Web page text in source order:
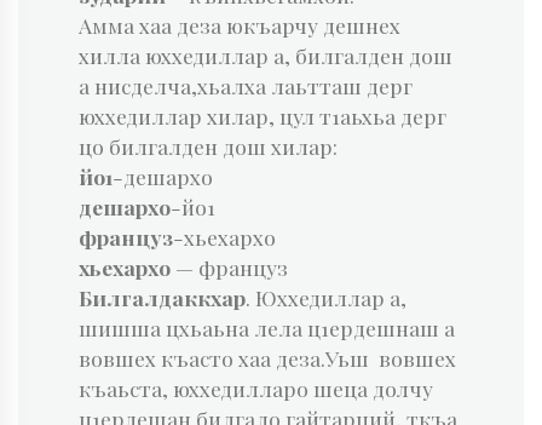
Амма хаа деза юкъарчу дешнех
хилла юххедиллар а, билгалден дош
а нисделча,хьалха лаьтташ дерг
юххедиллар хилар, цул т1аьхьа дерг
цо билгалден дош хилар:
йо1-дешархо
дешархо-йо1
француз-хьехархо
хьехархо — француз
Билгалдаккхар. Юххедиллар а,
шишша цхьаьна лела ц1ердешнаш а
вовшех къасто хаа деза.Уьш вовшех
къаьста, юххедилларо шеца долчу
ц1ердешан билгало гайтарций, ткъа